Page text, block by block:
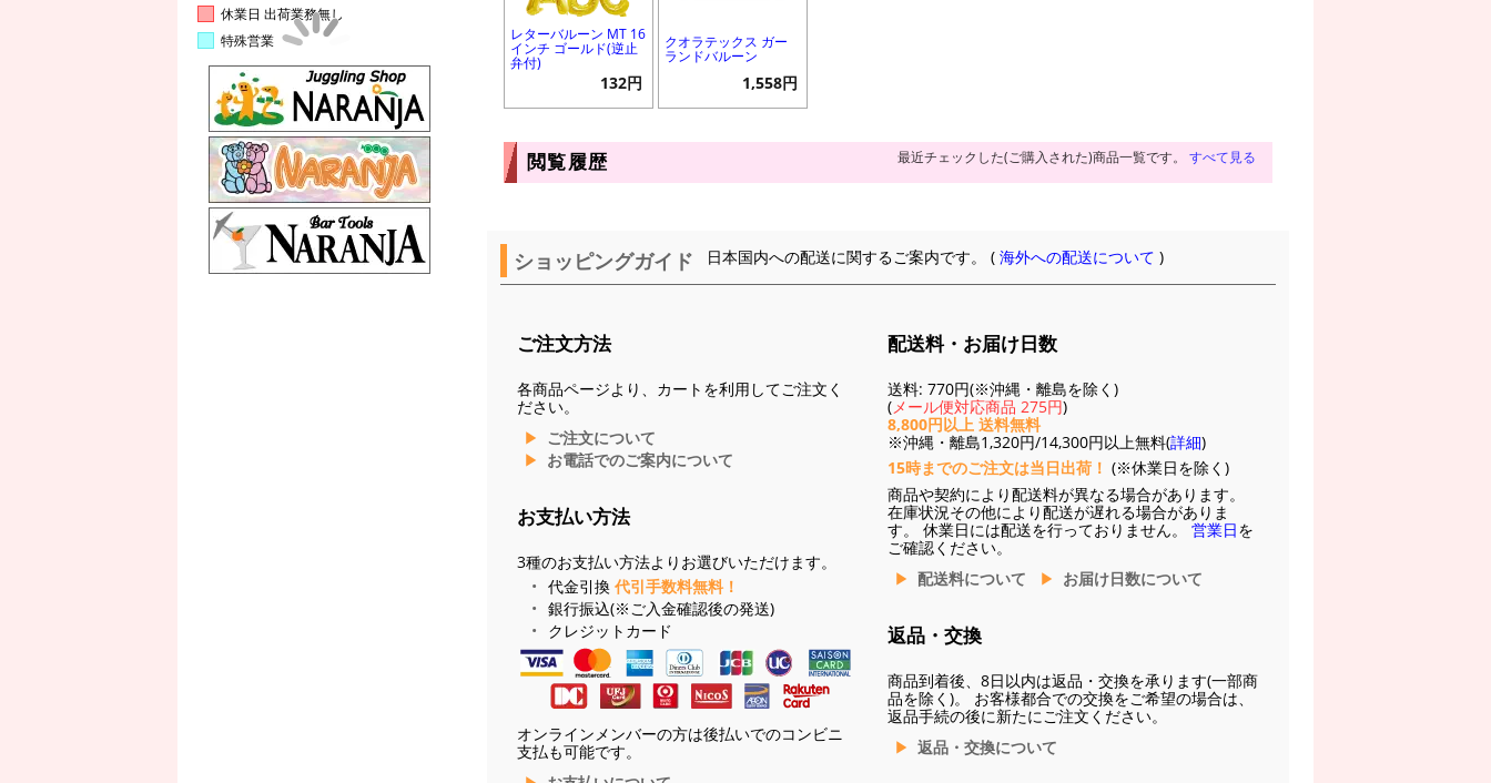
休業日 出荷業務無し
特殊営業
レターバルーン MT 16
インチ ゴールド(逆止
弁付)
132円
クオラテックス ガー
ランドバルーン
1,558円
閲覧履歴 最近チェックした(ご購入された)商品一覧です。 すべて見る
ショッピングガイド 日本国内への配送に関するご案内です。 (海外への配送について )
ご注文方法
各商品ページより、カートを利用してご注文く
ださい。
ご注文について
お電話でのご案内について
お支払い方法
3種のお支払い方法よりお選びいただけます。
代金引換 代引手数料無料！
銀行振込(※ご入金確認後の発送)
クレジットカード
オンラインメンバーの方は後払いでのコンビニ
支払も可能です。
配送料・お届け日数
送料: 770円(※沖縄・離島を除く)
(メール便対応商品 275円)
8,800円以上 送料無料
※沖縄・離島1,320円/14,300円以上無料(詳細)
15時までのご注文は当日出荷！ (※休業日を除く)
商品や契約により配送料が異なる場合があります。
在庫状況その他により配送が遅れる場合がありま
す。 休業日には配送を行っておりません。 営業日を
ご確認ください。
配送料について
お届け日数について
返品・交換
商品到着後、8日以内は返品・交換を承ります(一部商
品を除く)。 お客様都合での交換をご希望の場合は、
返品手続の後に新たにご注文ください。
返品・交換について